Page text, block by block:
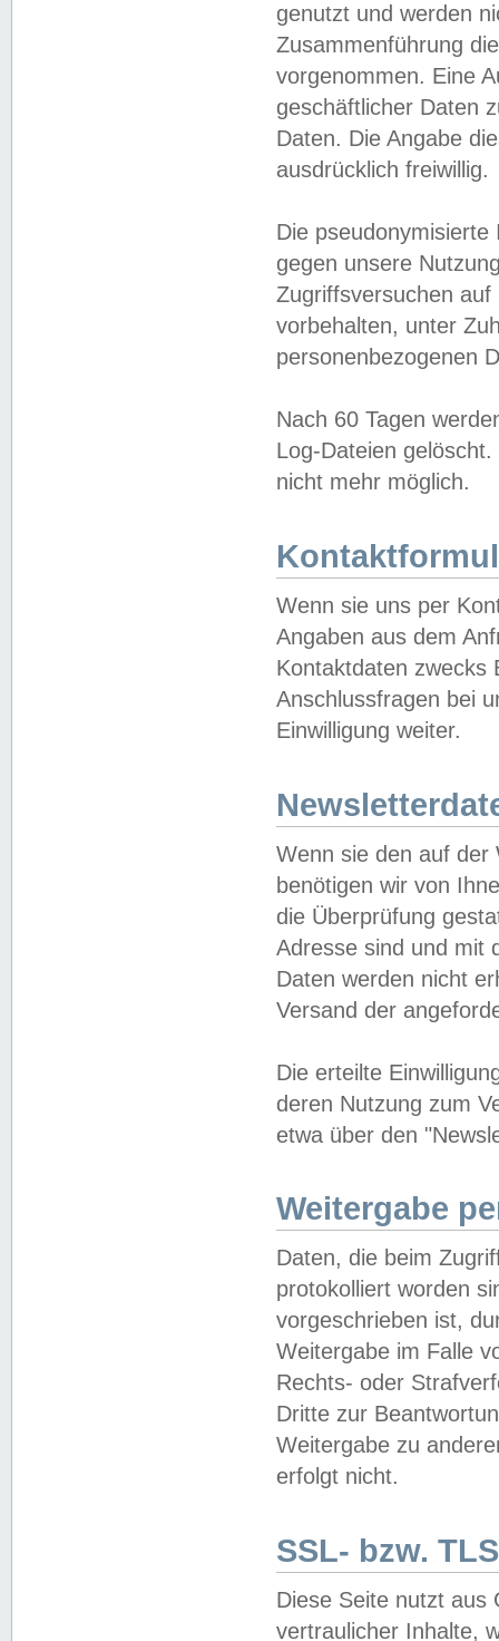
genutzt und werden
Zusammenführung
vorgenommen. Eine
geschäftlicher Daten
Daten. Die Angabe
ausdrücklich freiwillig.
Die
gegen unsere
Zugriffsversuchen
vorbehalten, unter
personenbezogenen
Nach 60 Tagen
Log-Dateien
nicht mehr möglich.
Wenn sie uns per
Angaben aus dem
Kontaktdaten zwecks
Anschlussfragen bei
Einwilligung weiter.
Wenn sie den auf der
benötigen wir von
die Überprüfung
Adresse sind und mit
Daten werden nicht
Versand der
Die erteilte
deren Nutzung zum
etwa über den
Weitergabe
Daten, die beim
protokolliert worden
vorgeschrieben ist,
Weitergabe im Falle
Rechts- oder
Dritte zur
Weitergabe zu
erfolgt nicht.
SSL- bzw.
Diese Seite nutzt aus
vertraulicher Inhalte,